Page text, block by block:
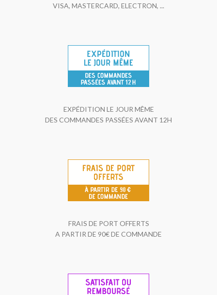
VISA, MASTERCARD, ELECTRON, ...
EXPÉDITION LE JOUR MÊME
DES COMMANDES PASSÉES AVANT 12H
FRAIS DE PORT OFFERTS
A PARTIR DE 90€ DE COMMANDE